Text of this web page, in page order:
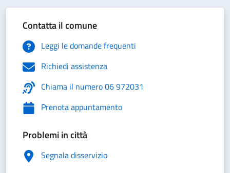
Contatta il comune
Leggi le domande frequenti
Richiedi assistenza
Chiama il numero 06 972031
Prenota appuntamento
Problemi in città
Segnala disservizio